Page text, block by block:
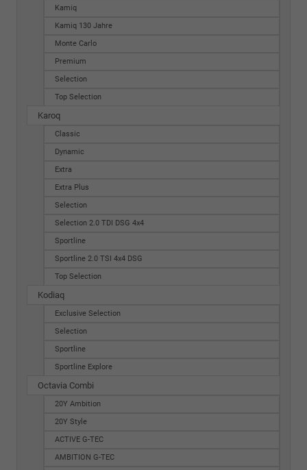
Kamiq
Kamiq 130 Jahre
Monte Carlo
Premium
Selection
Top Selection
Karoq
Classic
Dynamic
Extra
Extra Plus
Selection
Selection 2.0 TDI DSG 4x4
Sportline
Sportline 2.0 TSI 4x4 DSG
Top Selection
Kodiaq
Exclusive Selection
Selection
Sportline
Sportline Explore
Octavia Combi
20Y Ambition
20Y Style
ACTIVE G-TEC
AMBITION G-TEC